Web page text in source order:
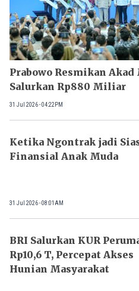
Prabowo Resmikan Akad
Salurkan Rp880 Miliar
31 Jul 2026 - 04:22PM
Ketika Ngontrak jadi
Finansial Anak Muda
31 Jul 2026 - 08:01AM
BRI Salurkan KUR
Rp10,6 T, Percepat Akses
Hunian Masyarakat